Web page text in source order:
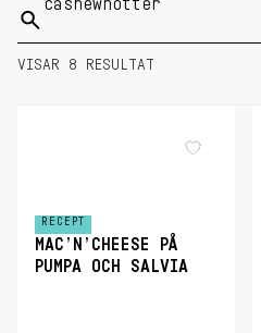
Sök
på:
VISAR 8 RESULTAT
RECEPT
MAC’N’CHEESE PÅ
PUMPA OCH SALVIA